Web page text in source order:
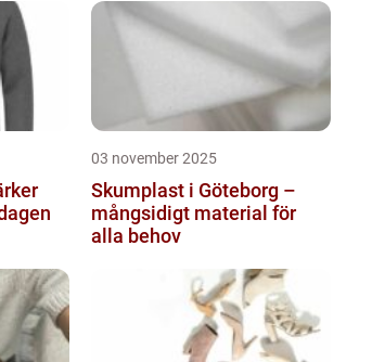
03 november 2025
Skumplast i Göteborg –
mångsidigt material för
alla behov